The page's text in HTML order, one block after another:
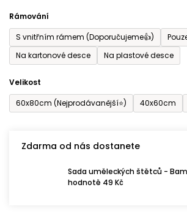
Rámování
S vnitřním rámem (Doporučujeme👍)
Na kartonové desce
Na plastové desce
Velikost
60x80cm (Nejprodávanější⭐)
40x60cm
Zdarma od nás dostanete
Sada uměleckých štětců -
hodnotě 49 Kč
5
hvězdiček.